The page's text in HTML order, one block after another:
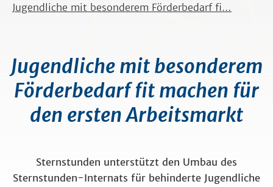
Jugendliche mit besonderem Förderbedarf fi…
Jugendliche mit besonderem
Förderbedarf fit machen für
den ersten Arbeitsmarkt
Sternstunden unterstützt den Umbau des
Sternstunden-Internats für behinderte Jugendliche